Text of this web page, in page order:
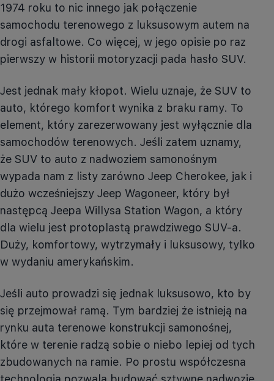
1974 roku to nic innego jak połączenie
samochodu terenowego z luksusowym autem na
drogi asfaltowe. Co więcej, w jego opisie po raz
pierwszy w historii motoryzacji pada hasło SUV.
Jest jednak mały kłopot. Wielu uznaje, że SUV to
auto, którego komfort wynika z braku ramy. To
element, który zarezerwowany jest wyłącznie dla
samochodów terenowych. Jeśli zatem uznamy,
że SUV to auto z nadwoziem samonośnym
wypada nam z listy zarówno Jeep Cherokee, jak i
dużo wcześniejszy Jeep Wagoneer, który był
następcą Jeepa Willysa Station Wagon, a który
dla wielu jest protoplastą prawdziwego SUV-a.
Duży, komfortowy, wytrzymały i luksusowy, tylko
w wydaniu amerykańskim.
Jeśli auto prowadzi się jednak luksusowo, kto by
się przejmował ramą. Tym bardziej że istnieją na
rynku auta terenowe konstrukcji samonośnej,
które w terenie radzą sobie o niebo lepiej od tych
zbudowanych na ramie. Po prostu współczesna